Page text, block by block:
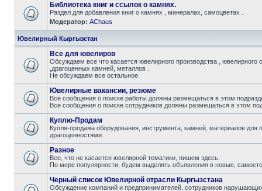
Библиотека книг и ссылок о камнях.
Раздел для добавления книг о камнях , минералах, самоцветах .
Модератор: AChaus
Ювелирный Кыргызстан
Все для ювелиров
Обсуждаем все что касается ювелирного производства , ювелирного
,драгоценных камней, металлов .
Не обсуждаем все остальное.
Ювелирные вакансии, резюме
Все сообщения о поиске работы должны размещаться в этом
Все сообщения о поиске сотрудников должны размещаться в этом
Куплю-Продам
Купля-продажа оборудования, инструмента, камней, материалов для
драгоценностями.
Разное
Все, что не касается ювелирной тематики, пишем здесь.
По мере популярности, будем выделять объявления в новые,
Черный список Ювелирной отрасли Кыргызстана
Обсуждение компаний и предпринимателей, сотрудников